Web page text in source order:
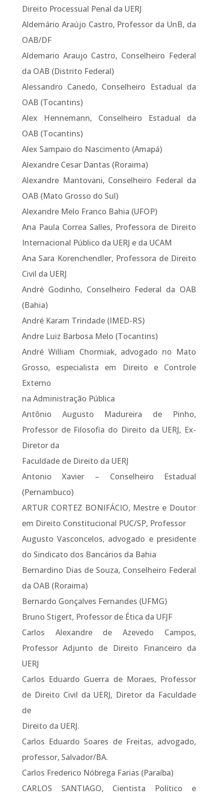
Direito Processual Penal da UERJ
Aldemário Araújo Castro, Professor da UnB, da
OAB/DF
Aldemario Araujo Castro, Conselheiro Federal
da OAB (Distrito Federal)
Alessandro Canedo, Conselheiro Estadual da
OAB (Tocantins)
Alex Hennemann, Conselheiro Estadual da
OAB (Tocantins)
Alex Sampaio do Nascimento (Amapá)
Alexandre Cesar Dantas (Roraima)
Alexandre Mantovani, Conselheiro Federal da
OAB (Mato Grosso do Sul)
Alexandre Melo Franco Bahia (UFOP)
Ana Paula Correa Salles, Professora de Direito
Internacional Público da UERJ e da UCAM
Ana Sara Korenchendler, Professora de Direito
Civil da UERJ
André Godinho, Conselheiro Federal da OAB
(Bahia)
André Karam Trindade (IMED-RS)
Andre Luiz Barbosa Melo (Tocantins)
André William Chormiak, advogado no Mato
Grosso, especialista em Direito e Controle
Externo
na Administração Pública
Antônio Augusto Madureira de Pinho,
Professor de Filosofia do Direito da UERJ, Ex-
Diretor da
Faculdade de Direito da UERJ
Antonio Xavier – Conselheiro Estadual
(Pernambuco)
ARTUR CORTEZ BONIFÁCIO, Mestre e Doutor
em Direito Constitucional PUC/SP, Professor
Augusto Vasconcelos, advogado e presidente
do Sindicato dos Bancários da Bahia
Bernardino Dias de Souza, Conselheiro Federal
da OAB (Roraima)
Bernardo Gonçalves Fernandes (UFMG)
Bruno Stigert, Professor de Ética da UFJF
Carlos Alexandre de Azevedo Campos,
Professor Adjunto de Direito Financeiro da
UERJ
Carlos Eduardo Guerra de Moraes, Professor
de Direito Civil da UERJ, Diretor da Faculdade
de
Direito da UERJ.
Carlos Eduardo Soares de Freitas, advogado,
professor, Salvador/BA.
Carlos Frederico Nóbrega Farias (Paraíba)
CARLOS SANTIAGO, Cientista Político e